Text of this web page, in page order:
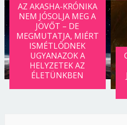
AZ AKASHA-KRÓNIKA
NEM JÓSOLJA MEG A
JÖVŐT – DE
MEGMUTATJA, MIÉRT
ISMÉTLŐDNEK
UGYANAZOK A
HELYZETEK AZ
ÉLETÜNKBEN